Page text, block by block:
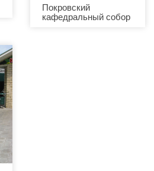
Покровский
кафедральный собор